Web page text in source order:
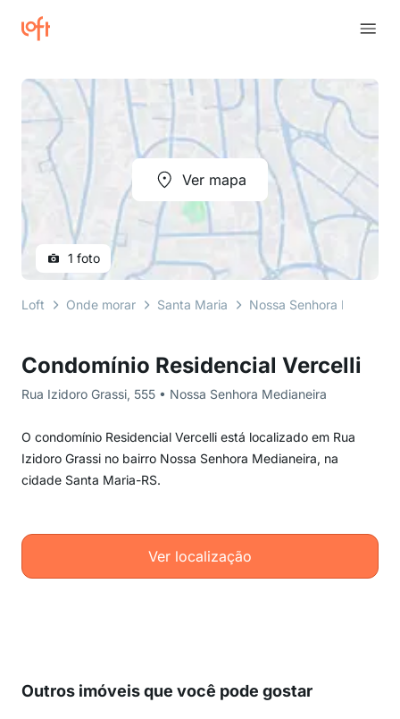
Condomínio Residencial Vercelli
Rua Izidoro Grassi, 555 • Nossa Senhora Medianeira
O condomínio Residencial Vercelli está localizado em Rua
Izidoro Grassi no bairro Nossa Senhora Medianeira, na
cidade Santa Maria-RS.
Ver localização
Ver mapa
1 foto
Loft Onde morar Santa Maria Nossa Senhora
Outros imóveis que você pode gostar